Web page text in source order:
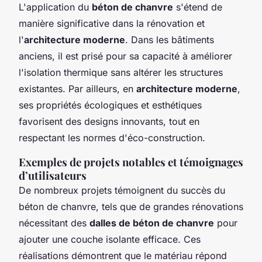
L'application du béton de chanvre s'étend de
manière significative dans la rénovation et
l'architecture moderne. Dans les bâtiments
anciens, il est prisé pour sa capacité à améliorer
l'isolation thermique sans altérer les structures
existantes. Par ailleurs, en architecture moderne,
ses propriétés écologiques et esthétiques
favorisent des designs innovants, tout en
respectant les normes d'éco-construction.
Exemples de projets notables et témoignages
d’utilisateurs
De nombreux projets témoignent du succès du
béton de chanvre, tels que de grandes rénovations
nécessitant des dalles de béton de chanvre pour
ajouter une couche isolante efficace. Ces
réalisations démontrent que le matériau répond